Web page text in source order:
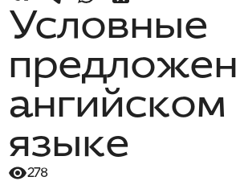
Условные
ангийском
языке
278